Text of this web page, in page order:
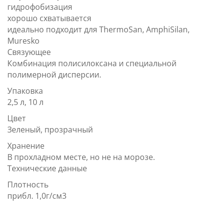
гидрофобизация
хорошо схватывается
идеально подходит для ThermoSan, AmphiSilan,
Muresko
Связующее
Комбинация полисилоксана и специальной
полимерной дисперсии.
Упаковка
2,5 л, 10 л
Цвет
Зеленый, прозрачный
Хранение
В прохладном месте, но не на морозе.
Технические данные
Плотность
прибл. 1,0г/см3